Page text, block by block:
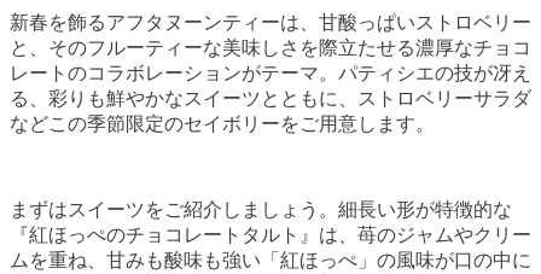
新春を飾るアフタヌーンティーは、甘酸っぱいストロベリー
と、そのフルーティーな美味しさを際立たせる濃厚なチョコ
レートのコラボレーションがテーマ。パティシエの技が冴え
る、彩りも鮮やかなスイーツとともに、ストロベリーサラダ
などこの季節限定のセイボリーをご用意します。
まずはスイーツをご紹介しましょう。細長い形が特徴的な
『紅ほっぺのチョコレートタルト』は、苺のジャムやクリー
ムを重ね、甘みも酸味も強い「紅ほっぺ」の風味が口の中に